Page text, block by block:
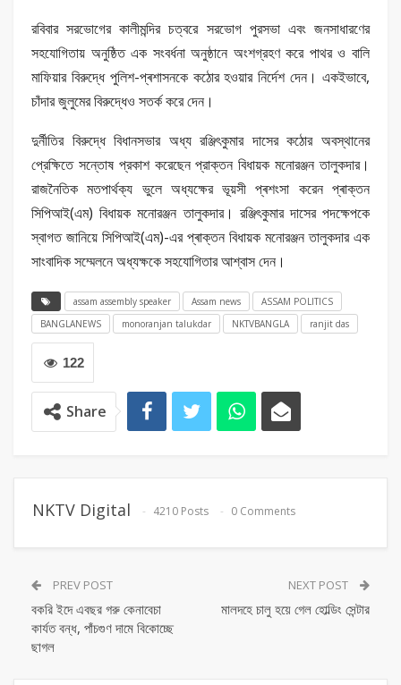
রবিবার সরভোগের কালীমন্দির চত্বরে সরভোগ পুরসভা এবং জনসাধারণের
সহযোগিতায় অনুষ্ঠিত এক সংবৰ্ধনা অনুষ্ঠানে অংশগ্রহণ করে পাথর ও বালি
মাফিয়ার বিরুদ্ধে পুলিশ-প্ৰশাসনকে কঠোর হওয়ার নিৰ্দেশ দেন। একইভাবে,
চাঁদার জুলুমের বিরুদ্ধেও সতর্ক করে দেন।
দুর্নীতির বিরুদ্ধে বিধানসভার অধ্য রঞ্জিৎকুমার দাসের কঠোর অবস্থানের
প্রেক্ষিতে সন্তোষ প্রকাশ করেছেন প্রাক্তন বিধায়ক মনোরঞ্জন তালুকদার।
রাজনৈতিক মতপার্থক্য ভুলে অধ্যক্ষের ভূয়সী প্ৰশংসা করেন প্ৰাক্তন
সিপিআই(এম) বিধায়ক মনোরঞ্জন তালুকদার। রঞ্জিৎকুমার দাসের পদক্ষেপকে
স্বাগত জানিয়ে সিপিআই(এম)-এর প্ৰাক্তন বিধায়ক মনোরঞ্জন তালুকদার এক
সাংবাদিক সম্মেলনে অধ্যক্ষকে সহযোগিতার আশ্বাস দেন।
assam assembly speaker Assam news
ASSAM POLITICS
BANGLANEWS
monoranjan talukdar NKTVBANGLA ranjit das
122
Share
NKTV Digital 4210 Posts 0 Comments
PREV POST
বকরি ইদে এবছর গরু কেনাবেচা
কার্যত বন্ধ, পাঁচগুণ দামে বিকোচ্ছে
ছাগল
NEXT POST
মালদহে চালু হয়ে গেল হোল্ডিং সেন্টার